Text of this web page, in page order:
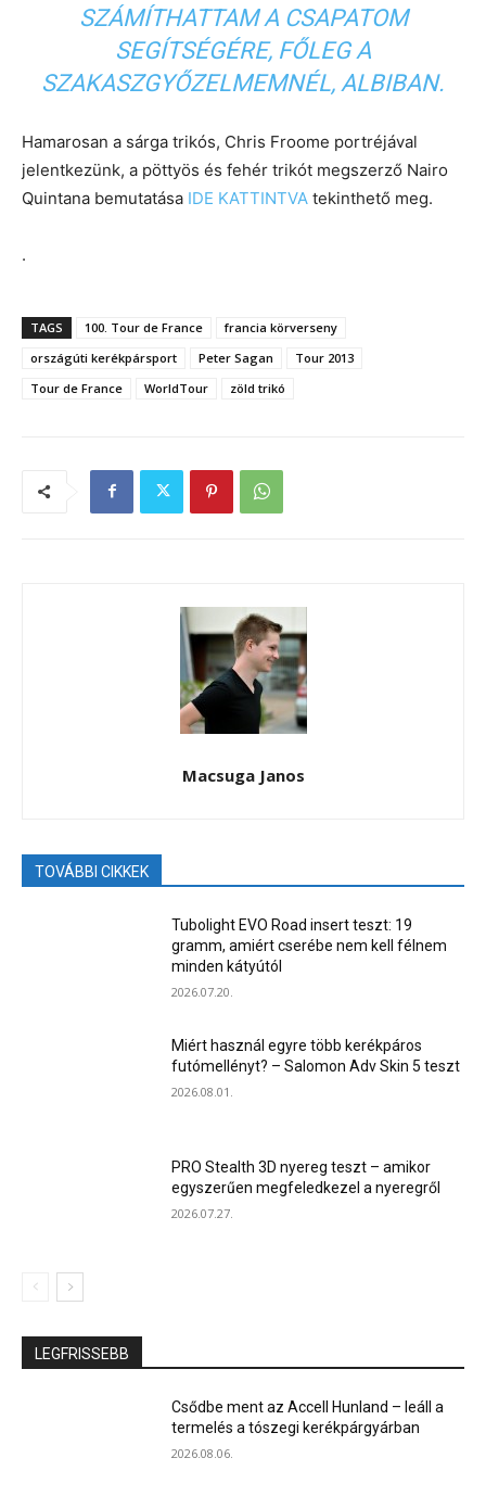
SZÁMÍTHATTAM A CSAPATOM
SEGÍTSÉGÉRE, FŐLEG A
SZAKASZGYŐZELMEMNÉL, ALBIBAN.
Hamarosan a sárga trikós, Chris Froome portréjával
jelentkezünk, a pöttyös és fehér trikót megszerző Nairo
Quintana bemutatása IDE KATTINTVA tekinthető meg.
.
TAGS 100. Tour de France
francia körverseny
országúti kerékpársport
Peter Sagan
Tour 2013
Tour de France
WorldTour zöld trikó
Macsuga Janos
TOVÁBBI CIKKEK
Tubolight EVO Road insert teszt: 19
gramm, amiért cserébe nem kell félnem
minden kátyútól
2026.07.20.
Miért használ egyre több kerékpáros
futómellényt? – Salomon Adv Skin 5 teszt
2026.08.01.
PRO Stealth 3D nyereg teszt – amikor
egyszerűen megfeledkezel a nyeregről
2026.07.27.
LEGFRISSEBB
Csődbe ment az Accell Hunland – leáll a
termelés a tószegi kerékpárgyárban
2026.08.06.